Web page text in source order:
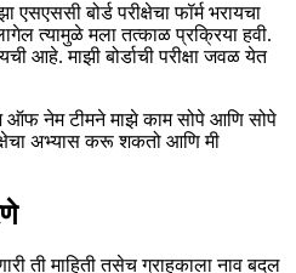
बोर्ड परीक्षेचा फॉर्म भरायचा
त्यामुळे मला तत्काळ प्रक्रिया हवी.
आहे. माझी बोर्डाची परीक्षा जवळ येत
ऑफ नेम टीमने माझे काम सोपे आणि सोपे
अभ्यास करू शकतो आणि मी
ती माहिती तसेच ग्राहकाला नाव बदल